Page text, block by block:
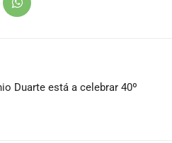
Duarte está a celebrar 40º